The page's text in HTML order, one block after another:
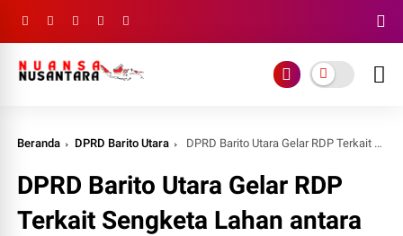
Beranda DPRD Barito Utara DPRD Barito Utara Gelar RDP Terkait Sengketa Lahan antara Warga Paring Lahung dan Perusahaan PT TOP
DPRD Barito Utara Gelar RDP
Terkait Sengketa Lahan antara